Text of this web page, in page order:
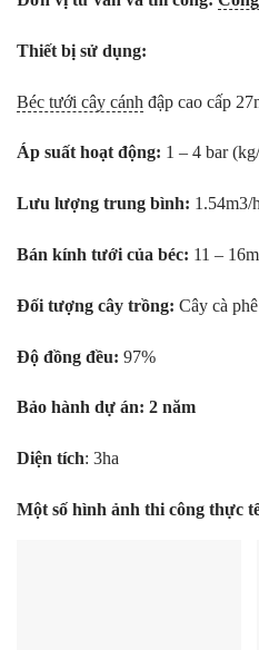
Thiết bị sử dụng:
Béc tưới cây cánh đập cao cấp
Áp suất hoạt động: 1 – 4 bar
Lưu lượng trung bình: 1.54m3/h
Bán kính tưới của béc: 11 – 16m
Đối tượng cây trồng: Cây cà phê
Độ đồng đều: 97%
Bảo hành dự án: 2 năm
Diện tích: 3ha
Một số hình ảnh thi công thực